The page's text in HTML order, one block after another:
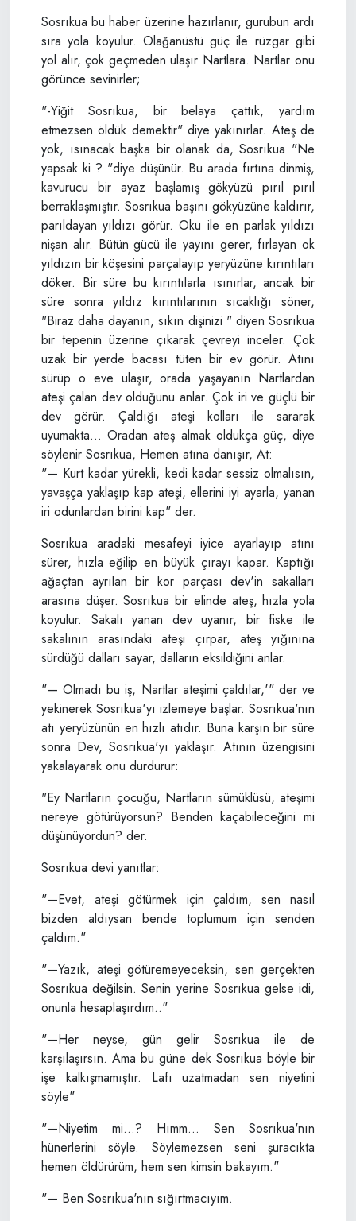
Sosrıkua bu haber üzerine hazırlanır, gurubun ardı
sıra yola koyulur. Olağanüstü güç ile rüzgar gibi
yol alır, çok geçmeden ulaşır Nartlara. Nartlar onu
görünce sevinirler;
"-Yiğit Sosrıkua, bir belaya çattık, yardım
etmezsen öldük demektir" diye yakınırlar. Ateş de
yok, ısınacak başka bir olanak da, Sosrıkua "Ne
yapsak ki ? "diye düşünür. Bu arada fırtına dinmiş,
kavurucu bir ayaz başlamış gökyüzü pırıl pırıl
berraklaşmıştır. Sosrıkua başını gökyüzüne kaldırır,
parıldayan yıldızı görür. Oku ile en parlak yıldızı
nişan alır. Bütün gücü ile yayını gerer, fırlayan ok
yıldızın bir köşesini parçalayıp yeryüzüne kırıntıları
döker. Bir süre bu kırıntılarla ısınırlar, ancak bir
süre sonra yıldız kırıntılarının sıcaklığı söner,
"Biraz daha dayanın, sıkın dişinizi " diyen Sosrıkua
bir tepenin üzerine çıkarak çevreyi inceler. Çok
uzak bir yerde bacası tüten bir ev görür. Atını
sürüp o eve ulaşır, orada yaşayanın Nartlardan
ateşi çalan dev olduğunu anlar. Çok iri ve güçlü bir
dev görür. Çaldığı ateşi kolları ile sararak
uyumakta... Oradan ateş almak oldukça güç, diye
söylenir Sosrıkua, Hemen atına danışır, At:
"— Kurt kadar yürekli, kedi kadar sessiz olmalısın,
yavaşça yaklaşıp kap ateşi, ellerini iyi ayarla, yanan
iri odunlardan birini kap" der.
Sosrıkua aradaki mesafeyi iyice ayarlayıp atını
sürer, hızla eğilip en büyük çırayı kapar. Kaptığı
ağaçtan ayrılan bir kor parçası dev'in sakalları
arasına düşer. Sosrıkua bir elinde ateş, hızla yola
koyulur. Sakalı yanan dev uyanır, bir fiske ile
sakalının arasındaki ateşi çırpar, ateş yığınına
sürdüğü dalları sayar, dalların eksildiğini anlar.
"— Olmadı bu iş, Nartlar ateşimi çaldılar,'" der ve
yekinerek Sosrıkua'yı izlemeye başlar. Sosrıkua'nın
atı yeryüzünün en hızlı atıdır. Buna karşın bir süre
sonra Dev, Sosrıkua'yı yaklaşır. Atının üzengisini
yakalayarak onu durdurur:
"Ey Nartların çocuğu, Nartların sümüklüsü, ateşimi
nereye götürüyorsun? Benden kaçabileceğini mi
düşünüyordun? der.
Sosrıkua devi yanıtlar:
"—Evet, ateşi götürmek için çaldım, sen nasıl
bizden aldıysan bende toplumum için senden
çaldım."
"—Yazık, ateşi götüremeyeceksin, sen gerçekten
Sosrıkua değilsin. Senin yerine Sosrıkua gelse idi,
onunla hesaplaşırdım.."
"—Her neyse, gün gelir Sosrıkua ile de
karşılaşırsın. Ama bu güne dek Sosrıkua böyle bir
işe kalkışmamıştır. Lafı uzatmadan sen niyetini
söyle"
"—Niyetim mi...? Hımm... Sen Sosrıkua'nın
hünerlerini söyle. Söylemezsen seni şuracıkta
hemen öldürürüm, hem sen kimsin bakayım."
"— Ben Sosrıkua'nın sığırtmacıyım.